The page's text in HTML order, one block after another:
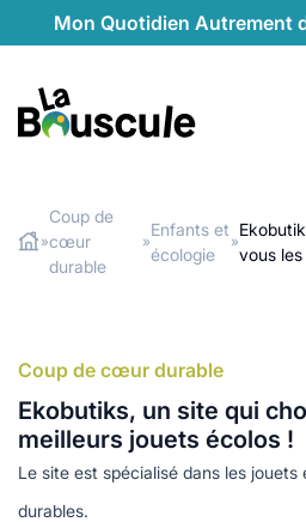
Mon Quotidien Autrement
et durable
au naturel
végétariennes
locales
plus de recyclage
naturel
de recyclage
témoignages
saison
Rechercher
»
Coup de
cœur
durable
»
Enfants et
écologie
»
vous
Coup de cœur durable
Ekobutiks, un site qui
meilleurs jouets écolos !
Le site est spécialisé dans les jouets
durables.